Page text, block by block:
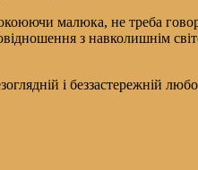
малюка, не треба
з навколишнім
і беззастережній